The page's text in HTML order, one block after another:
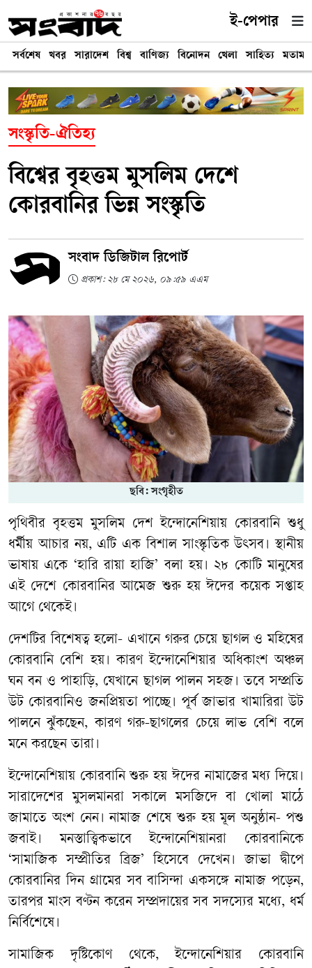
ই-পেপার
সর্বশেষ খবর সারাদেশ বিশ্ব বাণিজ্য বিনোদন খেলা সাহিত্য মতামত
সংস্কৃতি-ঐতিহ্য
বিশ্বের বৃহত্তম মুসলিম দেশে
কোরবানির ভিন্ন সংস্কৃতি
সংবাদ ডিজিটাল রিপোর্ট
প্রকাশ: ২৮ মে ২০২৬, ০৯:৫৯ এএম
ছবি: সংগৃহীত
পৃথিবীর বৃহত্তম মুসলিম দেশ ইন্দোনেশিয়ায় কোরবানি শুধু
ধর্মীয় আচার নয়, এটি এক বিশাল সাংস্কৃতিক উৎসব। স্থানীয়
ভাষায় একে ‘হারি রায়া হাজি’ বলা হয়। ২৮ কোটি মানুষের
এই দেশে কোরবানির আমেজ শুরু হয় ঈদের কয়েক সপ্তাহ
আগে থেকেই।
দেশটির বিশেষত্ব হলো- এখানে গরুর চেয়ে ছাগল ও মহিষের
কোরবানি বেশি হয়। কারণ ইন্দোনেশিয়ার অধিকাংশ অঞ্চল
ঘন বন ও পাহাড়ি, যেখানে ছাগল পালন সহজ। তবে সম্প্রতি
উট কোরবানিও জনপ্রিয়তা পাচ্ছে। পূর্ব জাভার খামারিরা উট
পালনে ঝুঁকছেন, কারণ গরু-ছাগলের চেয়ে লাভ বেশি বলে
মনে করছেন তারা।
ইন্দোনেশিয়ায় কোরবানি শুরু হয় ঈদের নামাজের মধ্য দিয়ে।
সারাদেশের মুসলমানরা সকালে মসজিদে বা খোলা মাঠে
জামাতে অংশ নেন। নামাজ শেষে শুরু হয় মূল অনুষ্ঠান- পশু
জবাই। মনস্তাত্ত্বিকভাবে ইন্দোনেশিয়ানরা কোরবানিকে
‘সামাজিক সম্প্রীতির ব্রিজ’ হিসেবে দেখেন। জাভা দ্বীপে
কোরবানির দিন গ্রামের সব বাসিন্দা একসঙ্গে নামাজ পড়েন,
তারপর মাংস বণ্টন করেন সম্প্রদায়ের সব সদস্যের মধ্যে, ধর্ম
নির্বিশেষে।
সামাজিক দৃষ্টিকোণ থেকে, ইন্দোনেশিয়ার কোরবানি